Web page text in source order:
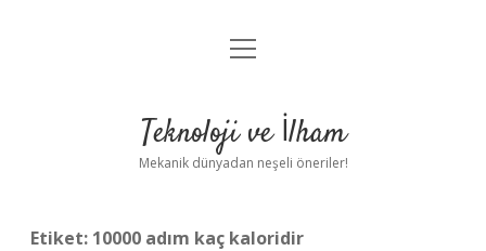
Anasayfa
Yasal Uyarı
menüyü
Teknoloji ve İlham
Mekanik dünyadan neşeli öneriler!
Etiket: 10000 adım kaç kaloridir